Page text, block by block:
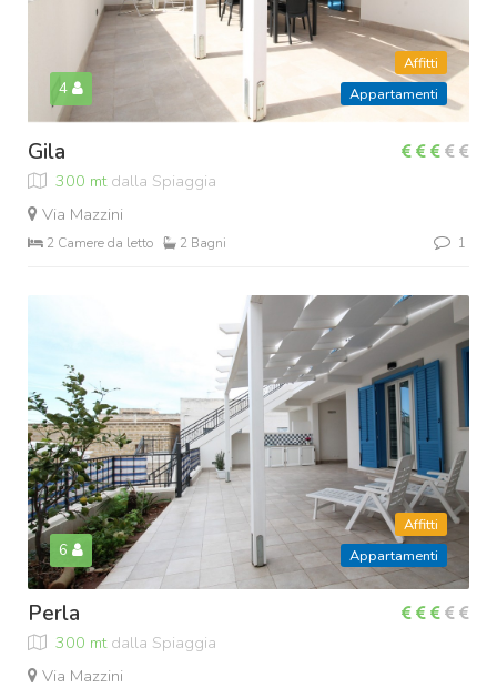
4
Affitti
Appartamenti
Gila
300 mtdalla Spiaggia
Via Mazzini
2 Camere da letto 2 Bagni 1
6
Affitti
Appartamenti
Perla
300 mtdalla Spiaggia
Via Mazzini